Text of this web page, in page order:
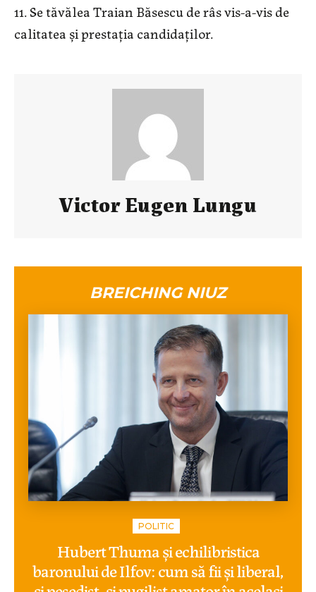
11. Se tăvălea Traian Băsescu de râs vis-a-vis de
calitatea și prestația candidaților.
Victor Eugen Lungu
BREICHING NIUZ
POLITIC
Hubert Thuma și echilibristica
baronului de Ilfov: cum să fii și liberal,